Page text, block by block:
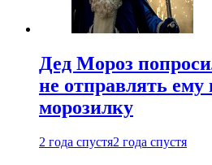
Дед Мороз
не отправлять ему
морозилку
2 года спустя2 года спустя